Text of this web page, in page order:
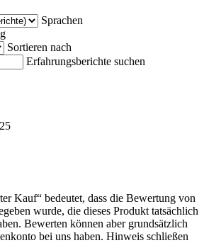
Sprachen
Sortieren nach
Erfahrungsberichte suchen
Kauf“ bedeutet, dass die Bewertung von
wurde, die dieses Produkt tatsächlich
Bewerten können aber grundsätzlich
bei uns haben. Hinweis schließen